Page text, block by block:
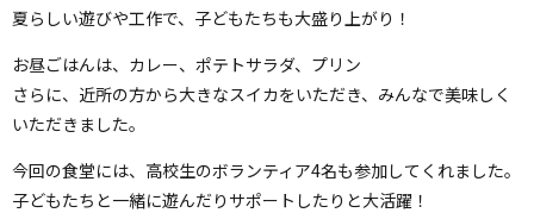
夏らしい遊びや工作で、子どもたちも大盛り上がり！
お昼ごはんは、カレー、ポテトサラダ、プリン
さらに、近所の方から大きなスイカをいただき、みんなで美味しく
いただきました。
今回の食堂には、高校生のボランティア4名も参加してくれました。
子どもたちと一緒に遊んだりサポートしたりと大活躍！